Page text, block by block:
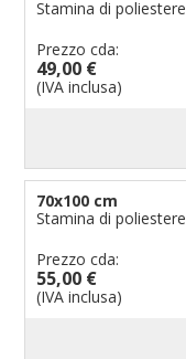
Stamina di poliestere
Prezzo cda:
49,00 €
(IVA inclusa)
70x100 cm
Stamina di poliestere
Prezzo cda:
55,00 €
(IVA inclusa)